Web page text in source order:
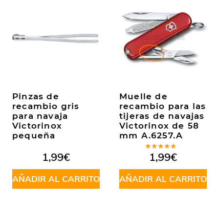
Pinzas de
recambio gris
para navaja
Victorinox
pequeña
1,99€
AÑADIR AL CARRITO
Muelle de
recambio para las
tijeras de navajas
Victorinox de 58
mm A.6257.A
Valorado
en5.00de
5
1,99€
AÑADIR AL CARRITO